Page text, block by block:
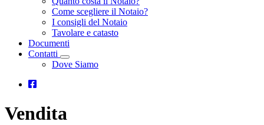
Come scegliere il Notaio?
I consigli del Notaio
Tavolare e catasto
Documenti
Contatti
Toggle Dropdown
Dove Siamo
Vendita